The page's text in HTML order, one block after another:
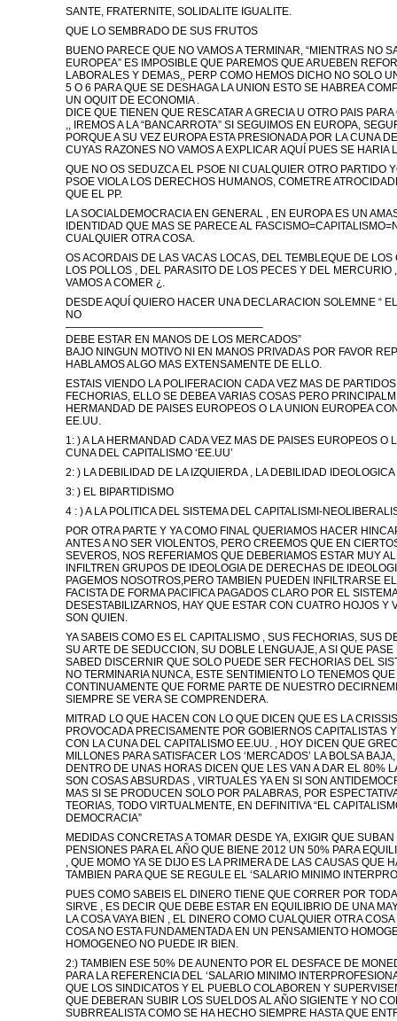
SANTE, FRATERNITE, SOLIDALITE IGUALITE.
QUE LO SEMBRADO DE SUS FRUTOS
BUENO PARECE QUE NO VAMOS A TERMINAR, “MIENTRAS NO
EUROPEA” ES IMPOSIBLE QUE PAREMOS QUE ARUEBEN
LABORALES Y DEMAS,, PERP COMO HEMOS DICHO NO SOLO
5 O 6 PARA QUE SE DESHAGA LA UNION ESTO SE HABREA
UN OQUIT DE ECONOMIA .
DICE QUE TIENEN QUE RESCATAR A GRECIA U OTRO PAIS
,, IREMOS A LA “BANCARROTA” SI SEGUIMOS EN EUROPA,
PORQUE A SU VEZ EUROPA ESTA PRESIONADA POR LA CUNA
CUYAS RAZONES NO VAMOS A EXPLICAR AQUÍ PUES SE HARIA
QUE NO OS SEDUZCA EL PSOE NI CUALQUIER OTRO PARTIDO
PSOE VIOLA LOS DERECHOS HUMANOS, COMETRE
QUE EL PP.
LA SOCIALDEMOCRACIA EN GENERAL , EN EUROPA ES UN
IDENTIDAD QUE MAS SE PARECE AL
CUALQUIER OTRA COSA.
OS ACORDAIS DE LAS VACAS LOCAS, DEL TEMBLEQUE DE
LOS POLLOS , DEL PARASITO DE LOS PECES Y DEL MERCURIO
VAMOS A COMER ¿.
DESDE AQUÍ QUIERO HACER UNA DECLARACION SOLEMNE “
NO
——————————————————–
DEBE ESTAR EN MANOS DE LOS MERCADOS”
BAJO NINGUN MOTIVO NI EN MANOS PRIVADAS POR FAVOR
HABLAMOS ALGO MAS EXTENSAMENTE DE ELLO.
ESTAIS VIENDO LA POLIFERACION CADA VEZ MAS DE
FECHORIAS, ELLO SE DEBEA VARIAS COSAS PERO
HERMANDAD DE PAISES EUROPEOS O LA UNION EUROPEA
EE.UU.
1: ) A LA HERMANDAD CADA VEZ MAS DE PAISES EUROPEOS O
CUNA DEL CAPITALISMO ‘EE.UU’
2: ) LA DEBILIDAD DE LA IZQUIERDA , LA DEBILIDAD IDEOLOGICA
3: ) EL BIPARTIDISMO
4 : ) A LA POLITICA DEL SISTEMA DEL CAPITALISMI-
POR OTRA PARTE Y YA COMO FINAL QUERIAMOS HACER
ANTES A NO SER VIOLENTOS, PERO CREEMOS QUE EN
SEVEROS, NOS REFERIAMOS QUE DEBERIAMOS ESTAR MUY
INFILTREN GRUPOS DE IDEOLOGIA DE DERECHAS DE
PAGEMOS NOSOTROS,PERO TAMBIEN PUEDEN INFILTRARSE
FACISTA DE FORMA PACIFICA PAGADOS CLARO POR EL
DESESTABILIZARNOS, HAY QUE ESTAR CON CUATRO HOJOS Y
SON QUIEN.
YA SABEIS COMO ES EL CAPITALISMO , SUS FECHORIAS, SUS
SU ARTE DE SEDUCCION, SU DOBLE LENGUAJE, A SI QUE
SABED DISCERNIR QUE SOLO PUEDE SER FECHORIAS DEL
NO TERMINARIA NUNCA, ESTE SENTIMIENTO LO TENEMOS
CONTINUAMENTE QUE FORME PARTE DE NUESTRO
SIEMPRE SE VERA SE COMPRENDERA.
MITRAD LO QUE HACEN CON LO QUE DICEN QUE ES LA
PROVOCADA PRECISAMENTE POR GOBIERNOS CAPITALISTAS
CON LA CUNA DEL CAPITALISMO EE.UU. , HOY DICEN QUE
MILLONES PARA SATISFACER LOS ‘MERCADOS’ LA BOLSA
DENTRO DE UNAS HORAS DICEN QUE LES VAN A DAR EL 80%
SON COSAS ABSURDAS , VIRTUALES YA EN SI SON
MAS SI SE PRODUCEN SOLO POR PALABRAS, POR
TEORIAS, TODO VIRTUALMENTE, EN DEFINITIVA “EL
DEMOCRACIA”
MEDIDAS CONCRETAS A TOMAR DESDE YA, EXIGIR QUE
PENSIONES PARA EL AÑO QUE BIENE 2012 UN 50% PARA
, QUE MOMO YA SE DIJO ES LA PRIMERA DE LAS CAUSAS QUE
TAMBIEN PARA QUE SE REGULE EL ‘SALARIO MINIMO
PUES COMO SABEIS EL DINERO TIENE QUE CORRER POR
SIRVE , ES DECIR QUE DEBE ESTAR EN EQUILIBRIO DE UNA
LA COSA VAYA BIEN , EL DINERO COMO CUALQUIER OTRA
COSA NO ESTA FUNDAMENTADA EN UN PENSAMIENTO
HOMOGENEO NO PUEDE IR BIEN.
2:) TAMBIEN ESE 50% DE AUNENTO POR EL DESFACE DE
PARA LA REFERENCIA DEL ‘SALARIO MINIMO
QUE LOS SINDICATOS Y EL PUEBLO COLABOREN Y
QUE DEBERAN SUBIR LOS SUELDOS AL AÑO SIGIENTE Y NO
SUBRREALISTA COMO SE HA HECHO SIEMPRE HASTA QUE